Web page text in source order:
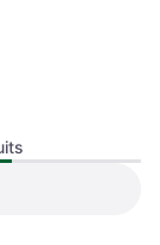
16, 512GB Pink